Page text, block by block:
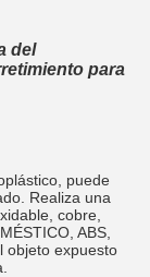
del
para
puede
Realiza una
cobre,
ABS,
objeto expuesto